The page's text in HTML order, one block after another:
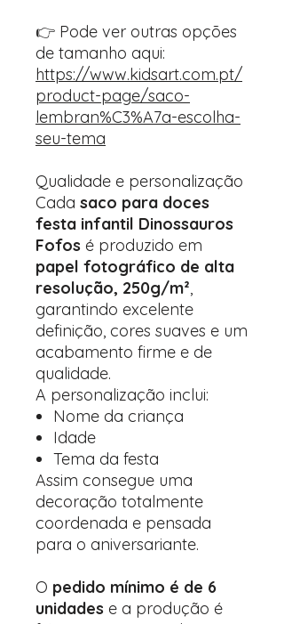
👉 Pode ver outras opções
de tamanho aqui:
https://www.kidsart.com.pt/
product-page/saco-
lembran%C3%A7a-escolha-
seu-tema
Qualidade e personalização
Cada saco para doces
festa infantil Dinossauros
Fofos é produzido em
papel fotográfico de alta
resolução, 250g/m²,
garantindo excelente
definição, cores suaves e um
acabamento firme e de
qualidade.
A personalização inclui:
Nome da criança
Idade
Tema da festa
Assim consegue uma
decoração totalmente
coordenada e pensada
para o aniversariante.
O pedido mínimo é de 6
unidades e a produção é